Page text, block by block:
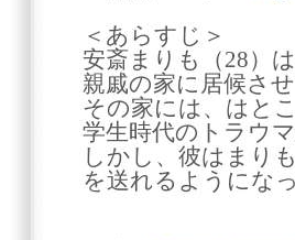
＜あらすじ＞
安斎まりも（28）
親戚の家に居候さ
その家には、はと
学生時代のトラウ
しかし、彼はまり
を送れるようにな